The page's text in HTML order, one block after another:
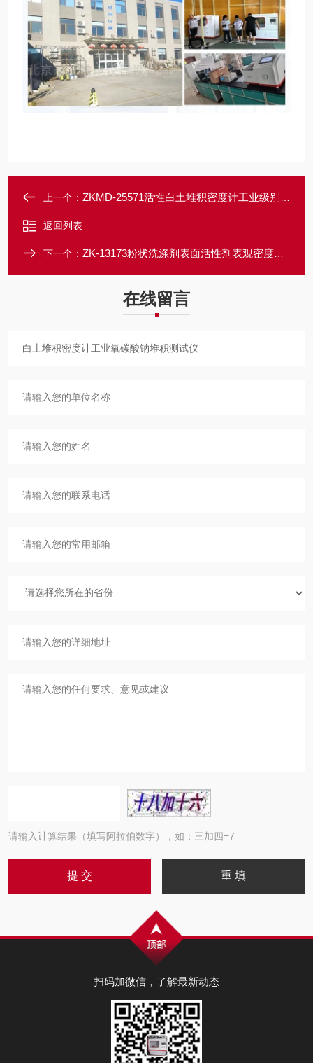
上一个： ZKMD-25571活性白土堆积密度计工业级别标准
返回列表
下一个： ZK-13173粉状洗涤剂表面活性剂表观密度测试仪
在线留言
请输入计算结果（填写阿拉伯数字），如：三加四=7
扫码加微信，了解最新动态